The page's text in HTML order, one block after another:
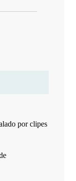
por clipes